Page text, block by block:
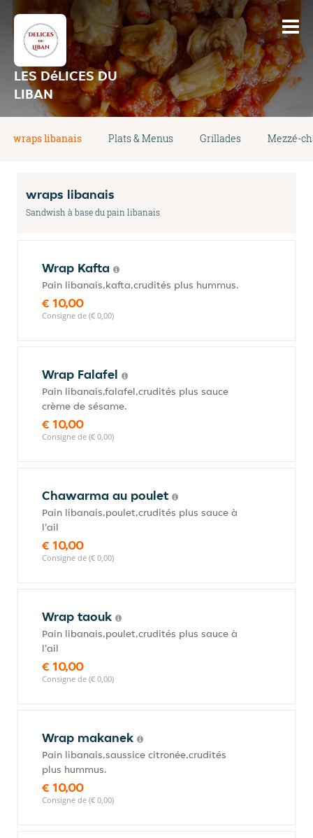
LES DéLICES DU
LIBAN
wraps libanais Plats & Menus Grillades Mezzé-
wraps libanais
Sandwish à base du pain libanais
Wrap Kafta
Pain libanais,kafta,crudités plus hummus.
€ 10,00
Consigne de (€ 0,00)
Wrap Falafel
Pain libanais,falafel,crudités plus sauce
crème de sésame.
€ 10,00
Consigne de (€ 0,00)
Chawarma au poulet
Pain libanais,poulet,crudités plus sauce à
l'ail
€ 10,00
Consigne de (€ 0,00)
Wrap taouk
Pain libanais,poulet,crudités plus sauce à
l'ail
€ 10,00
Consigne de (€ 0,00)
Wrap makanek
Pain libanais,saussice citronée,crudités
plus hummus.
€ 10,00
Consigne de (€ 0,00)